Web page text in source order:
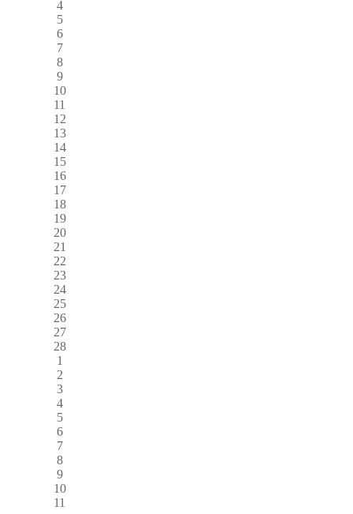
4
5
6
7
8
9
10
11
12
13
14
15
16
17
18
19
20
21
22
23
24
25
26
27
28
1
2
3
4
5
6
7
8
9
10
11